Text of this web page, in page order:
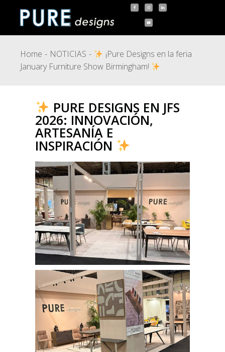
Home NOTICIAS
¡Pure Designs en la feria
January Furniture Show Birmingham!
PURE DESIGNS EN JFS
2026: INNOVACIÓN,
ARTESANÍA E
INSPIRACIÓN